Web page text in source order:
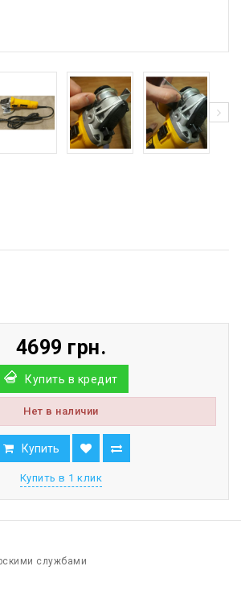
4699 грн.
Купить в кредит
Нет в наличии
Купить
Купить в 1 клик
службами